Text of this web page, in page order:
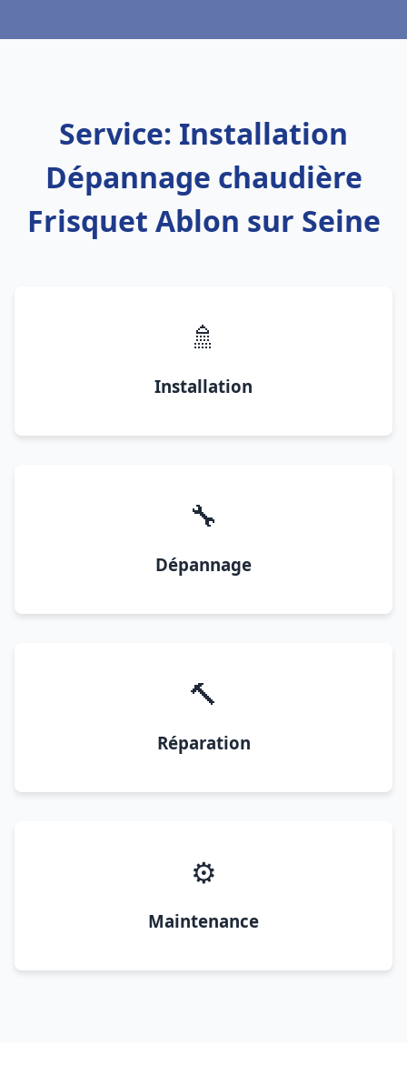
Service: Installation
Dépannage chaudière
Frisquet Ablon sur Seine
🚿
Installation
🔧
Dépannage
🔨
Réparation
⚙️
Maintenance